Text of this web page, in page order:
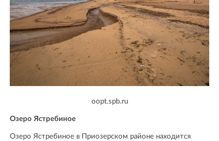
oopt.spb.ru
Озеро Ястребиное
Озеро Ястребиное в Приозерском районе находится